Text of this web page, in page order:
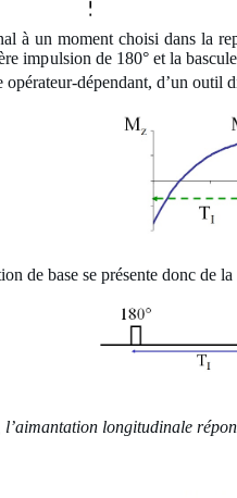
à un moment choisi dans la
impulsion de 180° et la
opérateur-dépendant, d’un
de base se présente donc de
longitudinale